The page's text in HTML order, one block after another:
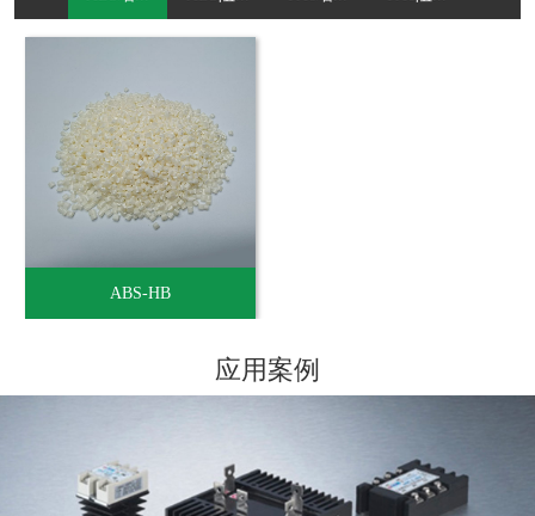
ABS-HB
应用案例